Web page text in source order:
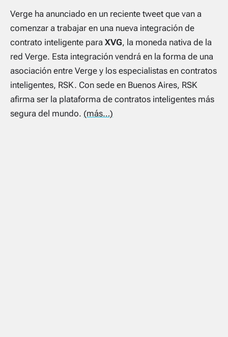
Verge ha anunciado en un reciente tweet que van a
comenzar a trabajar en una nueva integración de
contrato inteligente para XVG, la moneda nativa de la
red Verge. Esta integración vendrá en la forma de una
asociación entre Verge y los especialistas en contratos
inteligentes, RSK. Con sede en Buenos Aires, RSK
afirma ser la plataforma de contratos inteligentes más
segura del mundo. (más…)